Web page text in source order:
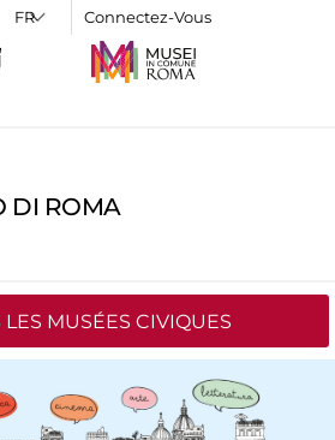
Connectez-Vous
DI ROMA
LES MUSÉES CIVIQUES